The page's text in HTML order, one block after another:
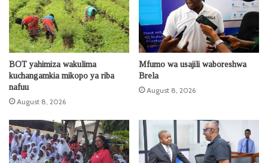
BOT yahimiza wakulima
kuchangamkia mikopo ya riba
nafuu
August 8, 2026
Mfumo wa usajili waboreshwa
Brela
August 8, 2026